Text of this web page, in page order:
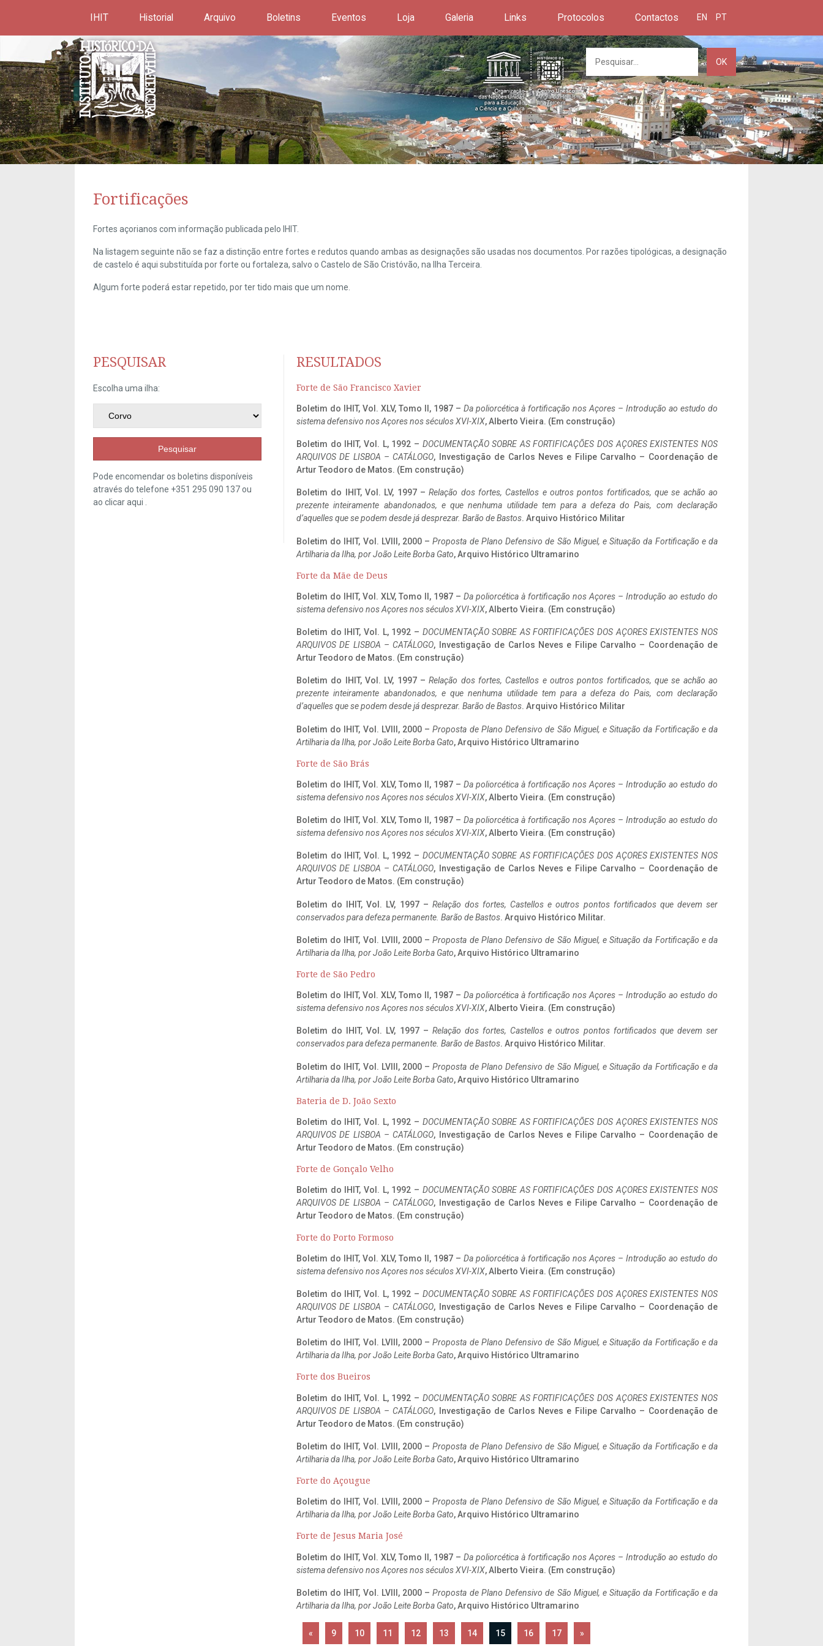
IHIT Historial Arquivo Boletins Eventos Loja Galeria Links Protocolos Contactos EN PT
OK
Fortificações
Fortes açorianos com informação publicada pelo IHIT.
Na listagem seguinte não se faz a distinção entre fortes e redutos quando ambas as designações são usadas nos documentos. Por razões tipológicas, a designação
de castelo é aqui substituída por forte ou fortaleza, salvo o Castelo de São Cristóvão, na Ilha Terceira.
Algum forte poderá estar repetido, por ter tido mais que um nome.
PESQUISAR
Escolha uma ilha:
Pesquisar
Pode encomendar os boletins disponíveis
através do telefone +351 295 090 137 ou
ao clicaraqui
RESULTADOS
Forte de São Francisco Xavier
Boletim do IHIT, Vol. XLV, Tomo II, 1987 – Da poliorcética à fortificação nos Açores – Introdução ao estudo do
sistema defensivo nos Açores nos séculos XVI-XIX, Alberto Vieira. (Em construção)
Boletim do IHIT, Vol. L, 1992 – DOCUMENTAÇÃO SOBRE AS FORTIFICAÇÕES DOS AÇORES EXISTENTES NOS
ARQUIVOS DE LISBOA – CATÁLOGO, Investigação de Carlos Neves e Filipe Carvalho – Coordenação de
Artur Teodoro de Matos. (Em construção)
Boletim do IHIT, Vol. LV, 1997 –Relação dos fortes, Castellos e outros pontos fortificados, que se achão ao
prezente inteiramente abandonados, e que nenhuma utilidade tem para a defeza do Pais, com declaração
d’aquelles que se podem desde já desprezar. Barão de Bastos. Arquivo Histórico Militar
Boletim do IHIT, Vol. LVIII, 2000 –Proposta de Plano Defensivo de São Miguel, e Situação da Fortificação e da
Artilharia da Ilha, por João Leite Borba Gato, Arquivo Histórico Ultramarino
Forte da Mãe de Deus
Boletim do IHIT, Vol. XLV, Tomo II, 1987 – Da poliorcética à fortificação nos Açores – Introdução ao estudo do
sistema defensivo nos Açores nos séculos XVI-XIX, Alberto Vieira. (Em construção)
Boletim do IHIT, Vol. L, 1992 – DOCUMENTAÇÃO SOBRE AS FORTIFICAÇÕES DOS AÇORES EXISTENTES NOS
ARQUIVOS DE LISBOA – CATÁLOGO, Investigação de Carlos Neves e Filipe Carvalho – Coordenação de
Artur Teodoro de Matos. (Em construção)
Boletim do IHIT, Vol. LV, 1997 –Relação dos fortes, Castellos e outros pontos fortificados, que se achão ao
prezente inteiramente abandonados, e que nenhuma utilidade tem para a defeza do Pais, com declaração
d’aquelles que se podem desde já desprezar. Barão de Bastos. Arquivo Histórico Militar
Boletim do IHIT, Vol. LVIII, 2000 –Proposta de Plano Defensivo de São Miguel, e Situação da Fortificação e da
Artilharia da Ilha, por João Leite Borba Gato, Arquivo Histórico Ultramarino
Forte de São Brás
Boletim do IHIT, Vol. XLV, Tomo II, 1987 – Da poliorcética à fortificação nos Açores – Introdução ao estudo do
sistema defensivo nos Açores nos séculos XVI-XIX, Alberto Vieira. (Em construção)
Boletim do IHIT, Vol. XLV, Tomo II, 1987 – Da poliorcética à fortificação nos Açores – Introdução ao estudo do
sistema defensivo nos Açores nos séculos XVI-XIX, Alberto Vieira. (Em construção)
Boletim do IHIT, Vol. L, 1992 – DOCUMENTAÇÃO SOBRE AS FORTIFICAÇÕES DOS AÇORES EXISTENTES NOS
ARQUIVOS DE LISBOA – CATÁLOGO, Investigação de Carlos Neves e Filipe Carvalho – Coordenação de
Artur Teodoro de Matos. (Em construção)
Boletim do IHIT, Vol. LV, 1997 – Relação dos fortes, Castellos e outros pontos fortificados que devem ser
conservados para defeza permanente. Barão de Bastos. Arquivo Histórico Militar.
Boletim do IHIT, Vol. LVIII, 2000 –Proposta de Plano Defensivo de São Miguel, e Situação da Fortificação e da
Artilharia da Ilha, por João Leite Borba Gato, Arquivo Histórico Ultramarino
Forte de São Pedro
Boletim do IHIT, Vol. XLV, Tomo II, 1987 – Da poliorcética à fortificação nos Açores – Introdução ao estudo do
sistema defensivo nos Açores nos séculos XVI-XIX, Alberto Vieira. (Em construção)
Boletim do IHIT, Vol. LV, 1997 – Relação dos fortes, Castellos e outros pontos fortificados que devem ser
conservados para defeza permanente. Barão de Bastos. Arquivo Histórico Militar.
Boletim do IHIT, Vol. LVIII, 2000 –Proposta de Plano Defensivo de São Miguel, e Situação da Fortificação e da
Artilharia da Ilha, por João Leite Borba Gato, Arquivo Histórico Ultramarino
Bateria de D. João Sexto
Boletim do IHIT, Vol. L, 1992 – DOCUMENTAÇÃO SOBRE AS FORTIFICAÇÕES DOS AÇORES EXISTENTES NOS
ARQUIVOS DE LISBOA – CATÁLOGO, Investigação de Carlos Neves e Filipe Carvalho – Coordenação de
Artur Teodoro de Matos. (Em construção)
Forte de Gonçalo Velho
Boletim do IHIT, Vol. L, 1992 – DOCUMENTAÇÃO SOBRE AS FORTIFICAÇÕES DOS AÇORES EXISTENTES NOS
ARQUIVOS DE LISBOA – CATÁLOGO, Investigação de Carlos Neves e Filipe Carvalho – Coordenação de
Artur Teodoro de Matos. (Em construção)
Forte do Porto Formoso
Boletim do IHIT, Vol. XLV, Tomo II, 1987 – Da poliorcética à fortificação nos Açores – Introdução ao estudo do
sistema defensivo nos Açores nos séculos XVI-XIX, Alberto Vieira. (Em construção)
Boletim do IHIT, Vol. L, 1992 – DOCUMENTAÇÃO SOBRE AS FORTIFICAÇÕES DOS AÇORES EXISTENTES NOS
ARQUIVOS DE LISBOA – CATÁLOGO, Investigação de Carlos Neves e Filipe Carvalho – Coordenação de
Artur Teodoro de Matos. (Em construção)
Boletim do IHIT, Vol. LVIII, 2000 –Proposta de Plano Defensivo de São Miguel, e Situação da Fortificação e da
Artilharia da Ilha, por João Leite Borba Gato, Arquivo Histórico Ultramarino
Forte dos Bueiros
Boletim do IHIT, Vol. L, 1992 – DOCUMENTAÇÃO SOBRE AS FORTIFICAÇÕES DOS AÇORES EXISTENTES NOS
ARQUIVOS DE LISBOA – CATÁLOGO, Investigação de Carlos Neves e Filipe Carvalho – Coordenação de
Artur Teodoro de Matos. (Em construção)
Boletim do IHIT, Vol. LVIII, 2000 –Proposta de Plano Defensivo de São Miguel, e Situação da Fortificação e da
Artilharia da Ilha, por João Leite Borba Gato, Arquivo Histórico Ultramarino
Forte do Açougue
Boletim do IHIT, Vol. LVIII, 2000 –Proposta de Plano Defensivo de São Miguel, e Situação da Fortificação e da
Artilharia da Ilha, por João Leite Borba Gato, Arquivo Histórico Ultramarino
Forte de Jesus Maria José
Boletim do IHIT, Vol. XLV, Tomo II, 1987 – Da poliorcética à fortificação nos Açores – Introdução ao estudo do
sistema defensivo nos Açores nos séculos XVI-XIX, Alberto Vieira. (Em construção)
Boletim do IHIT, Vol. LVIII, 2000 –Proposta de Plano Defensivo de São Miguel, e Situação da Fortificação e da
Artilharia da Ilha, por João Leite Borba Gato, Arquivo Histórico Ultramarino
« 9 10 11 12 13 14 15 16 17 »